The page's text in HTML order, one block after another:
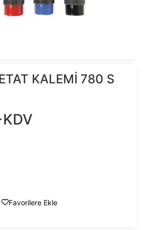
KALEMİ 780 S
Favorilere Ekle